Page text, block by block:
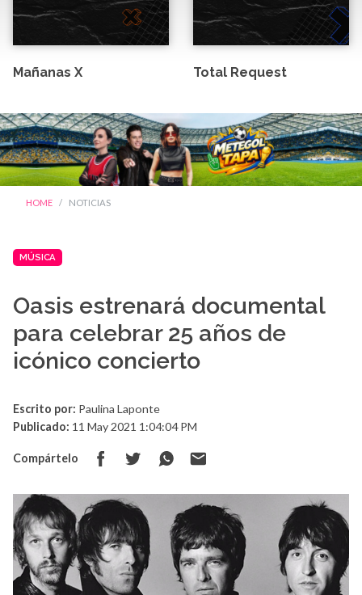
Mañanas X Total Request
HOME NOTICIAS
MÚSICA
Oasis estrenará documental
para celebrar 25 años de
icónico concierto
Escrito por: Paulina Laponte
Publicado: 11 May 2021 1:04:04 PM
Compártelo